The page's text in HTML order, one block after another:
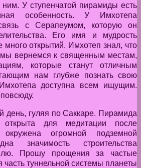
У ступенчатой пирамиды есть
особенность. У Имхотепа
с Серапеумом, которую он
Его имя и мудрость
открытий. Имхотеп знал, что
вернемся к священным местам,
которые станут отличным
нам глубже познать свою
доступна всем ищущим.
день, гуляя по Саккаре. Пирамида
для медитации после
огромной подземной
значимость строительства
Прошу прощения за частые
туннельной системы планеты